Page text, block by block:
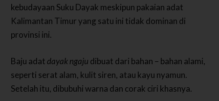
kebudayaan Suku Dayak meskipun pakaian adat
Kalimantan Timur yang satu ini tidak dominan di
provinsi ini.
Baju adatdayak ngaju dibuat dari bahan – bahan alami,
seperti serat alam, kulit siren, atau kayu nyamun.
Setelah itu, dibubuhi warna dan corak ciri khasnya.